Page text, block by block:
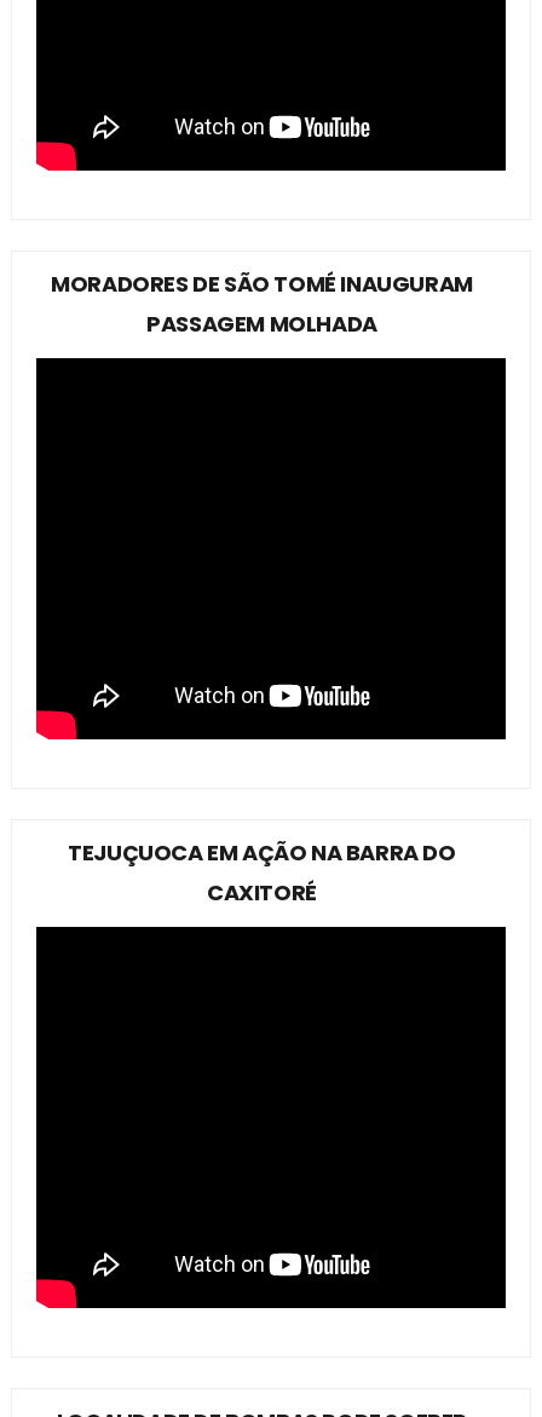
MORADORES DE SÃO TOMÉ INAUGURAM
PASSAGEM MOLHADA
TEJUÇUOCA EM AÇÃO NA BARRA DO
CAXITORÉ